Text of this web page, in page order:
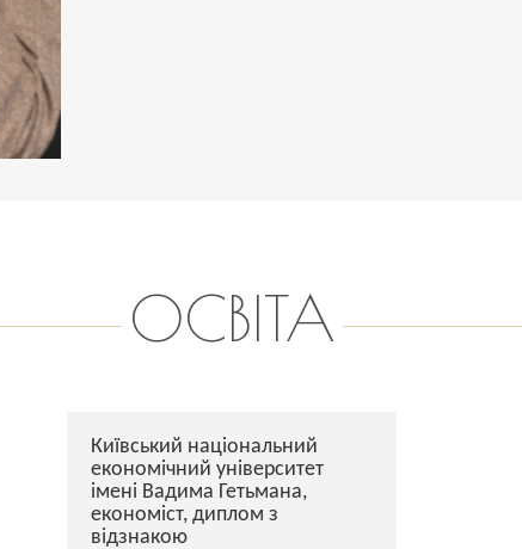
ОСВІТА
Київський національний
економічний університет
імені Вадима Гетьмана,
економіст, диплом з
відзнакою